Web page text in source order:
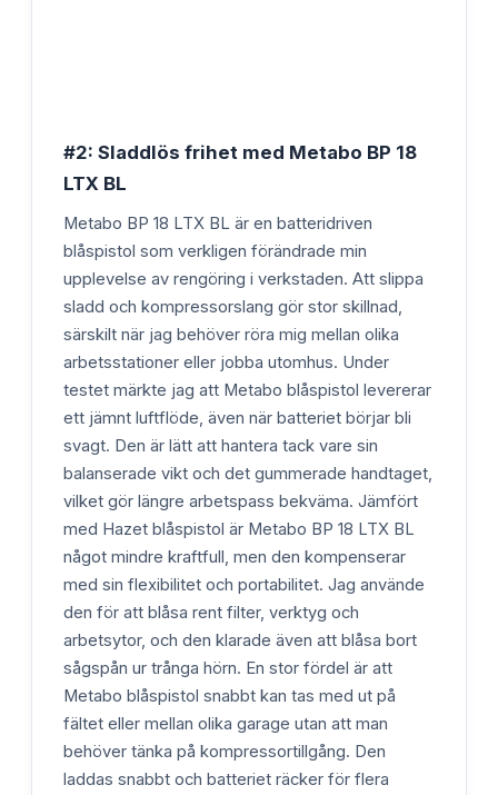
#2: Sladdlös frihet med Metabo BP 18
LTX BL
Metabo BP 18 LTX BL är en batteridriven
blåspistol som verkligen förändrade min
upplevelse av rengöring i verkstaden. Att slippa
sladd och kompressorslang gör stor skillnad,
särskilt när jag behöver röra mig mellan olika
arbetsstationer eller jobba utomhus. Under
testet märkte jag att Metabo blåspistol levererar
ett jämnt luftflöde, även när batteriet börjar bli
svagt. Den är lätt att hantera tack vare sin
balanserade vikt och det gummerade handtaget,
vilket gör längre arbetspass bekväma. Jämfört
med Hazet blåspistol är Metabo BP 18 LTX BL
något mindre kraftfull, men den kompenserar
med sin flexibilitet och portabilitet. Jag använde
den för att blåsa rent filter, verktyg och
arbetsytor, och den klarade även att blåsa bort
sågspån ur trånga hörn. En stor fördel är att
Metabo blåspistol snabbt kan tas med ut på
fältet eller mellan olika garage utan att man
behöver tänka på kompressortillgång. Den
laddas snabbt och batteriet räcker för flera